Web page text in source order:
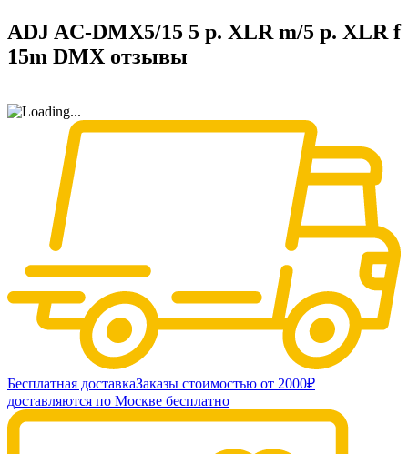
ADJ AC-DMX5/15 5 p. XLR m/5 p. XLR f
15m DMX отзывы
Бесплатная доставкаЗаказы стоимостью от 2000₽
доставляются по Москве бесплатно